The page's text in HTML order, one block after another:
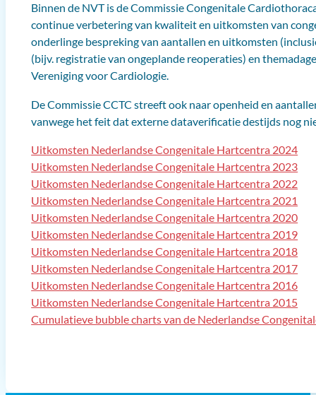
Binnen de NVT is de Commissie Congenitale
continue verbetering van kwaliteit en uitkomsten van
onderlinge bespreking van aantallen en uitkomsten
(bijv. registratie van ongeplande reoperaties) en
Vereniging voor Cardiologie.
De Commissie CCTC streeft ook naar openheid en
vanwege het feit dat externe dataverificatie destijds nog
Uitkomsten Nederlandse Congenitale Hartcentra 2024
Uitkomsten Nederlandse Congenitale Hartcentra 2023
Uitkomsten Nederlandse Congenitale Hartcentra 2022
Uitkomsten Nederlandse Congenitale Hartcentra 2021
Uitkomsten Nederlandse Congenitale Hartcentra 2020
Uitkomsten Nederlandse Congenitale Hartcentra 2019
Uitkomsten Nederlandse Congenitale Hartcentra 2018
Uitkomsten Nederlandse Congenitale Hartcentra 2017
Uitkomsten Nederlandse Congenitale Hartcentra 2016
Uitkomsten Nederlandse Congenitale Hartcentra 2015
Cumulatieve bubble charts van de Nederlandse